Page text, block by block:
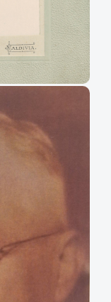
Conservador por
legislativos